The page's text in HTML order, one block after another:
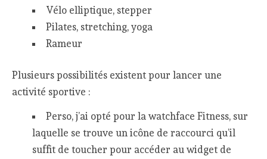
Vélo elliptique, stepper
Pilates, stretching, yoga
Rameur
Plusieurs possibilités existent pour lancer une
activité sportive :
Perso, j’ai opté pour la watchface Fitness, sur
laquelle se trouve un icône de raccourci qu’il
suffit de toucher pour accéder au widget de